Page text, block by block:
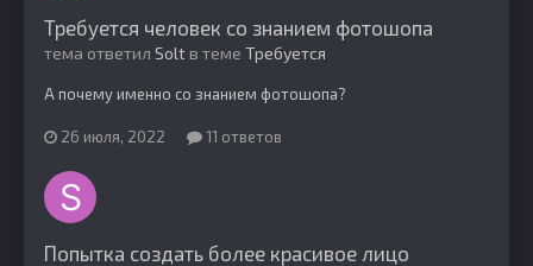
Требуется человек со знанием фотошопа
тема ответил Soltв теме Требуется
А почему именно со знанием фотошопа?
26 июля, 2022 11 ответов
Попытка создать более красивое лицо